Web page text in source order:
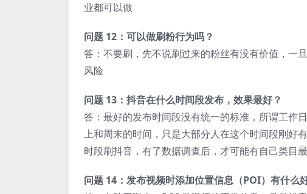
业都可以做
问题 12：可以做刷粉行为吗？
答：不要刷，先不说刷过来的粉丝有没有价值，一
风险
问题 13：抖音在什么时间段发布，效果最好？
答：最好的发布时间段没有统一的标准，所谓工作
上和周末的时间，只是大部分人在这个时间段刚好
时段刷抖音，有了数据调查后，才可能有自己类目
问题 14：发布视频时添加位置信息（POI）有什么